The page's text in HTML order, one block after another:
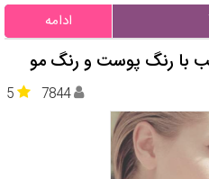
ادامه
با رنگ پوست و رنگ مو
5 7844